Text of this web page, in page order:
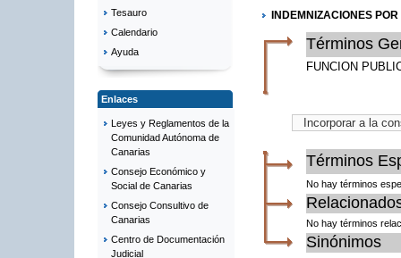
Tesauro
Calendario
Ayuda
Enlaces
Leyes y Reglamentos de la
Comunidad Autónoma de
Canarias
Consejo Económico y
Social de Canarias
Consejo Consultivo de
Canarias
Centro de Documentación
Judicial
INDEMNIZACIONES
Términos
FUNCION
Términos
No hay términos
No hay términos
Sinónimos